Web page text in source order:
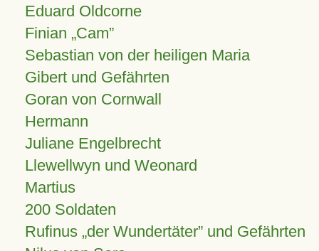
Eduard Oldcorne
Finian Cam
Sebastian von der heiligen Maria
Gibert und Gefährten
Goran von Cornwall
Hermann
Juliane Engelbrecht
Llewellwyn und Weonard
Martius
200 Soldaten
Rufinus „der Wundertäter” und Gefährten